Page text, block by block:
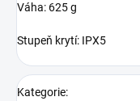
Váha: 625 g
Stupeň krytí: IPX5
Kategorie: